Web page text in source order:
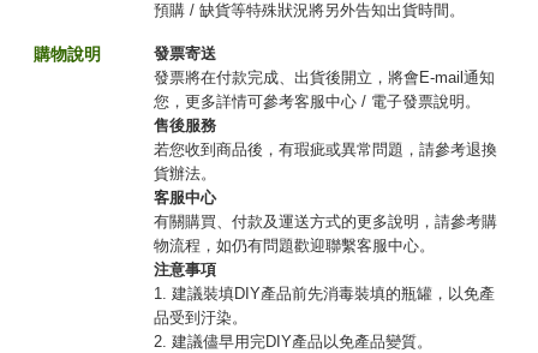
預購 / 缺貨等特殊狀況將另外告知出貨時間。
購物說明
發票寄送
發票將在付款完成、出貨後開立，將會E-mail通知
您，更多詳情可參考客服中心 / 電子發票說明。
售後服務
若您收到商品後，有瑕疵或異常問題，請參考退換
貨辦法。
客服中心
有關購買、付款及運送方式的更多說明，請參考購
物流程，如仍有問題歡迎聯繫客服中心。
注意事項
1. 建議裝填DIY產品前先消毒裝填的瓶罐，以免產
品受到汙染。
2. 建議儘早用完DIY產品以免產品變質。